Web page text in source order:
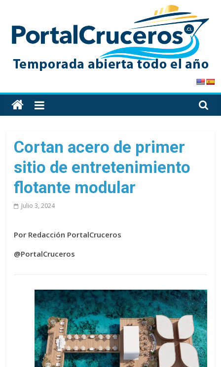
content
PortalCruceros
Toda
la
de
cruceros
en
un
solo
Cortan acero de primer
sitio de entretenimiento
flotante modular
Julio 3, 2024
Por Redacción PortalCruceros
@PortalCruceros